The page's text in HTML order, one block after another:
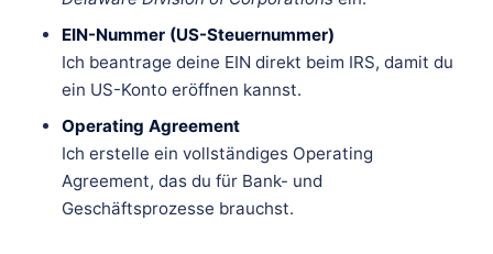
EIN-Nummer (US-Steuernummer)
Ich beantrage deine EIN direkt beim IRS, damit du
ein US-Konto eröffnen kannst.
Operating Agreement
Ich erstelle ein vollständiges Operating
Agreement, das du für Bank- und
Geschäftsprozesse brauchst.